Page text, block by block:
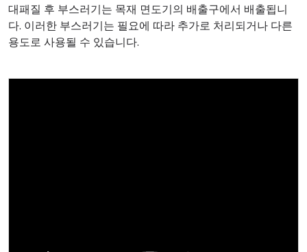
대패질 후 부스러기는 목재 면도기의 배출구에서 배출됩니
다. 이러한 부스러기는 필요에 따라 추가로 처리되거나 다른
용도로 사용될 수 있습니다.